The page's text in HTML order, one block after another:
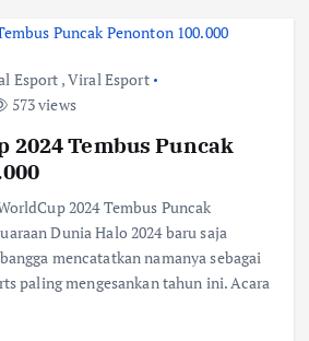
Esport ,Viral Esport
573 views
2024 Tembus Puncak
2024 Tembus Puncak
Dunia Halo 2024 baru saja
mencatatkan namanya sebagai
paling mengesankan tahun ini. Acara